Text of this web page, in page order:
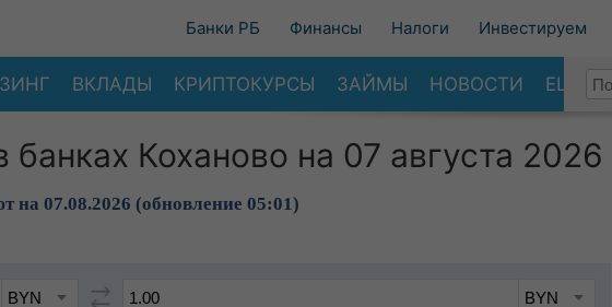
Банки РБ Финансы Налоги Инвестируем
ВКЛАДЫ КРИПТОКУРСЫ ЗАЙМЫ НОВОСТИ ЕЩЕ
Коханово на 07 августа 2026
на 07.08.2026 (обновление 05:01)